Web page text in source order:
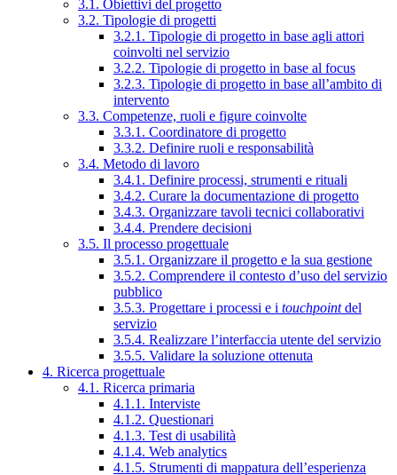
3.1. Obiettivi del progetto
3.2. Tipologie di progetti
3.2.1. Tipologie di progetto in base agli attori
coinvolti nel servizio
3.2.2. Tipologie di progetto in base al focus
3.2.3. Tipologie di progetto in base all’ambito di
intervento
3.3. Competenze, ruoli e figure coinvolte
3.3.1. Coordinatore di progetto
3.3.2. Definire ruoli e responsabilità
3.4. Metodo di lavoro
3.4.1. Definire processi, strumenti e rituali
3.4.2. Curare la documentazione di progetto
3.4.3. Organizzare tavoli tecnici collaborativi
3.4.4. Prendere decisioni
3.5. Il processo progettuale
3.5.1. Organizzare il progetto e la sua gestione
3.5.2. Comprendere il contesto d’uso del servizio
pubblico
3.5.3. Progettare i processi e i touchpointdel
servizio
3.5.4. Realizzare l’interfaccia utente del servizio
3.5.5. Validare la soluzione ottenuta
4. Ricerca progettuale
4.1. Ricerca primaria
4.1.1. Interviste
4.1.2. Questionari
4.1.3. Test di usabilità
4.1.4. Web analytics
4.1.5. Strumenti di mappatura dell’esperienza